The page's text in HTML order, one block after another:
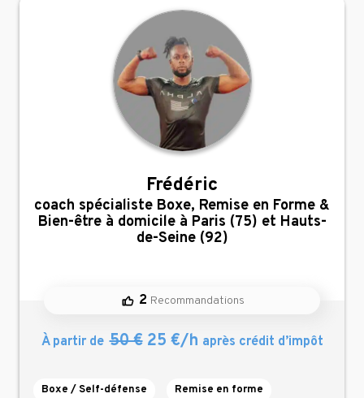
Frédéric
,
coach spécialiste Boxe, Remise en Forme &
Bien-être à domicile à Paris (75) et Hauts-
de-Seine (92)
2 Recommandations
À partir de 50 €25 €/h après crédit d’impôt
Boxe / Self-défense Remise en forme